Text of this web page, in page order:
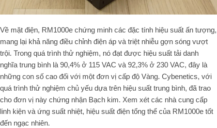
Về mặt điện, RM1000e chứng minh các đặc tính hiệu suất ấn tượng,
mang lại khả năng điều chỉnh điện áp và triệt nhiễu gợn sóng vượt
trội. Trong quá trình thử nghiệm, nó đạt được hiệu suất tải danh
nghĩa trung bình là 90,4% ở 115 VAC và 92,3% ở 230 VAC, đây là
những con số cao đối với một đơn vị cấp độ Vàng. Cybenetics, với
quá trình thử nghiệm chủ yếu dựa trên hiệu suất trung bình, đã trao
cho đơn vị này chứng nhận Bạch kim. Xem xét các nhà cung cấp
linh kiện và ứng suất nhiệt, hiệu suất điện tổng thể của RM1000e tốt
đến ngạc nhiên.